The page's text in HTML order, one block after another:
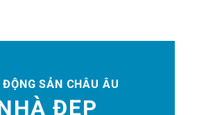
SẢN CHÂU ÂU
ĐẸP